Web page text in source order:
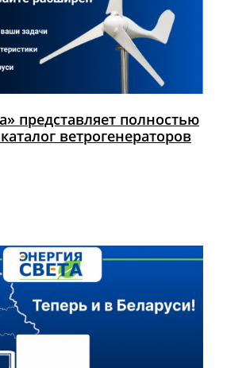
представляет полностью
ветрогенераторов